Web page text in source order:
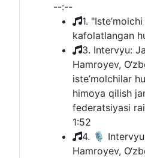
--:--
1.
kafolatlangan
3. Intervyu:
Hamroyev,
iste’molchilar
himoya qilish
federatsiyasi
1:52
4. 🎙
Hamroyev,